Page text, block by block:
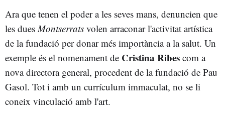
Ara que tenen el poder a les seves mans, denuncien que
les duesMontserrats volen arraconar l'activitat artística
de la fundació per donar més importància a la salut. Un
exemple és el nomenament de Cristina Ribes com a
nova directora general, procedent de la fundació de Pau
Gasol. Tot i amb un currículum immaculat, no se li
coneix vinculació amb l'art.